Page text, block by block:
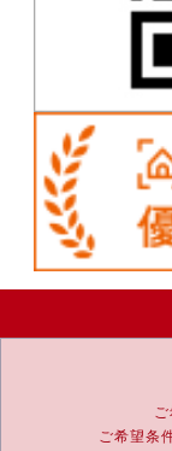
ご希望条